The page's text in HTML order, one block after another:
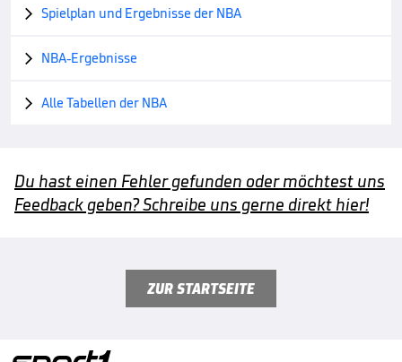
 Spielplan und Ergebnisse der NBA
 NBA-Ergebnisse
 Alle Tabellen der NBA
Du hast einen Fehler gefunden oder möchtest uns
Feedback geben? Schreibe uns gerne direkt hier!
ZUR STARTSEITE